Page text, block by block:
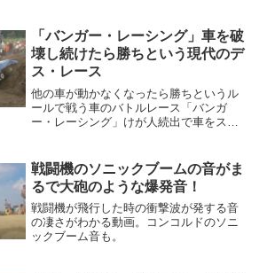
「バンガー・レーシング」車を破
壊し続けたら勝ちという現代のデ
ス・レース
他の車が動かなくなったら勝ちというル
ールで戦う車のバトルレース「バンガ
ー・レーシング」けが人続出で車をスク
戦闘機のソニックブームの音がま
るで大砲のような爆発音！
戦闘機が飛行した時の衝撃波が発する音
の凄さがわかる動画。コンコルドのソニ
ックブーム音も。